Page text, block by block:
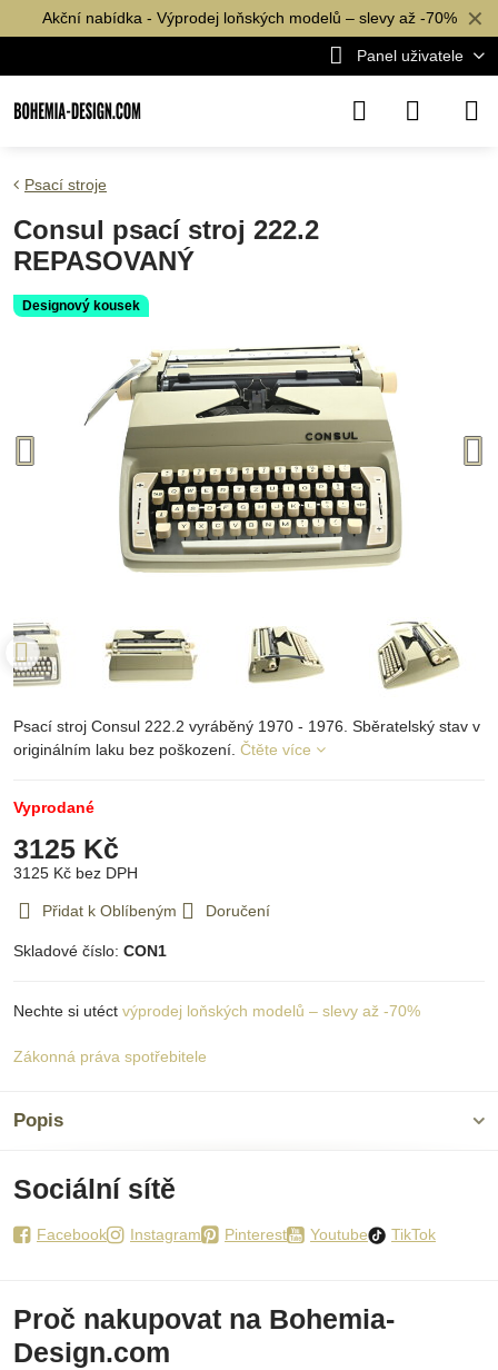
✕
Akční nabídka - Výprodej loňských modelů – slevy až -70%
Panel uživatele
Designový kousek
Psací stroje
Consul psací stroj 222.2
REPASOVANÝ
Psací stroj Consul 222.2 vyráběný 1970 - 1976. Sběratelský stav v
originálním laku bez poškození. Čtěte více
Vyprodané
3125 Kč
3125 Kč bez DPH
Přidat k Oblíbeným Doručení
Skladové číslo: CON1
Nechte si utéct výprodej loňských modelů – slevy až -70%
Zákonná práva spotřebitele
Popis
Sociální sítě
Facebook Instagram Pinterest Youtube TikTok
Proč nakupovat na Bohemia-
Design.com